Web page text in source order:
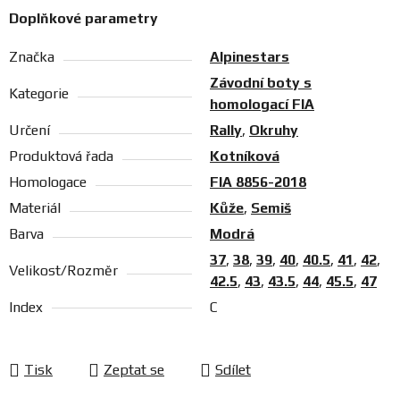
Doplňkové parametry
Značka Alpinestars
Kategorie
Závodní boty s
homologací FIA
Určení
Rally, Okruhy
Produktová řada
Kotníková
Homologace
FIA 8856-2018
Materiál
Kůže, Semiš
Barva
Modrá
Velikost/Rozměr
37, 38, 39, 40, 40.5, 41, 42,
42.5, 43, 43.5, 44, 45.5, 47
Index
C
Tisk Zeptat se Sdílet